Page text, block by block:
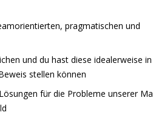
pragmatischen und
und du hast diese idealerweise
stellen können
für die Probleme unserer